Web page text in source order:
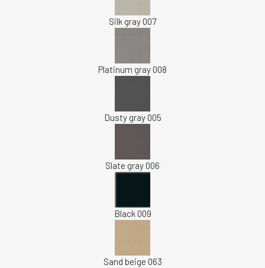
Silk gray 007
Platinum gray 008
Dusty gray 005
Slate gray 006
Black 009
Sand beige 063